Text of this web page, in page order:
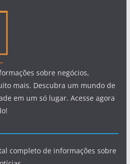
sobre negócios,
mais. Descubra um mundo de
em um só lugar. Acesse agora
completo de informações sobre